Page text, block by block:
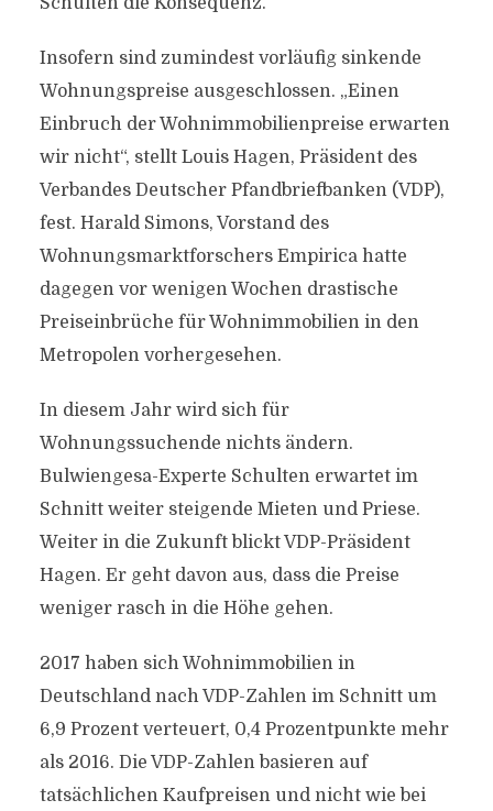
Insofern sind zumindest vorläufig sinkende
Wohnungspreise ausgeschlossen. „Einen
Einbruch der Wohnimmobilienpreise erwarten
wir nicht“, stellt Louis Hagen, Präsident des
Verbandes Deutscher Pfandbriefbanken (VDP),
fest. Harald Simons, Vorstand des
Wohnungsmarktforschers Empirica hatte
dagegen vor wenigen Wochen drastische
Preiseinbrüche für Wohnimmobilien in den
Metropolen vorhergesehen.
In diesem Jahr wird sich für
Wohnungssuchende nichts ändern.
Bulwiengesa-Experte Schulten erwartet im
Schnitt weiter steigende Mieten und Priese.
Weiter in die Zukunft blickt VDP-Präsident
Hagen. Er geht davon aus, dass die Preise
weniger rasch in die Höhe gehen.
2017 haben sich Wohnimmobilien in
Deutschland nach VDP-Zahlen im Schnitt um
6,9 Prozent verteuert, 0,4 Prozentpunkte mehr
als 2016. Die VDP-Zahlen basieren auf
tatsächlichen Kaufpreisen und nicht wie bei